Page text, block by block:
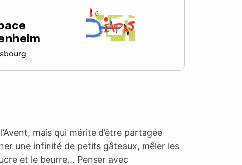
mais qui mérite d’être partagée
une infinité de petits gâteaux, mêler les
et le beurre... Penser avec